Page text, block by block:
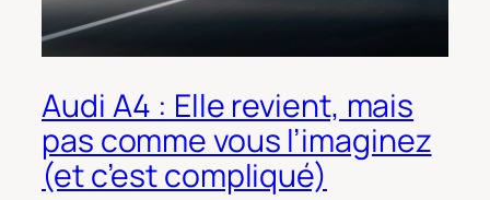
Audi A4 : Elle revient, mais
pas comme vous l’imaginez
(et c’est compliqué)